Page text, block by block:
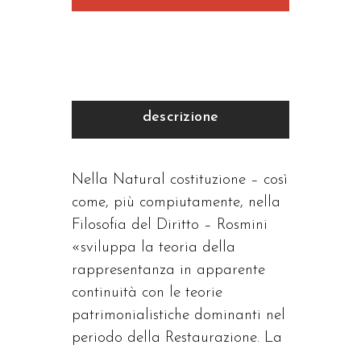
descrizione
Nella Natural costituzione – così
come, più compiutamente, nella
Filosofia del Diritto – Rosmini
«sviluppa la teoria della
rappresentanza in apparente
continuità con le teorie
patrimonialistiche dominanti nel
periodo della Restaurazione. La